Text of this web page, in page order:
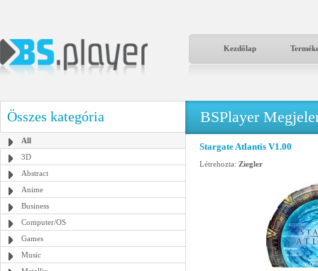
Kezdőlap
Összes kategória
All
3D
Abstract
Anime
Business
Computer/OS
Games
Music
BSPlayer
Stargate Atlantis V1.00
Létrehozta: Ziegler